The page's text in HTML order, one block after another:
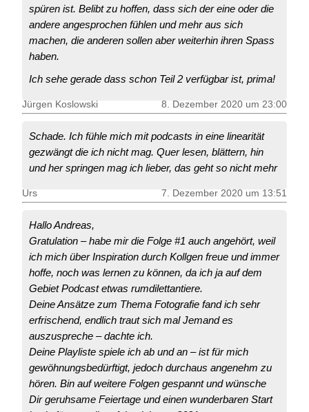
spüren ist. Belibt zu hoffen, dass sich der eine oder die
andere angesprochen fühlen und mehr aus sich
machen, die anderen sollen aber weiterhin ihren Spass
haben.
Ich sehe gerade dass schon Teil 2 verfügbar ist, prima!
Jürgen Koslowski 8. Dezember 2020 um 23:00
Schade. Ich fühle mich mit podcasts in eine linearität
gezwängt die ich nicht mag. Quer lesen, blättern, hin
und her springen mag ich lieber, das geht so nicht mehr
Urs 7. Dezember 2020 um 13:51
Hallo Andreas,
Gratulation – habe mir die Folge #1 auch angehört, weil
ich mich über Inspiration durch Kollgen freue und immer
hoffe, noch was lernen zu können, da ich ja auf dem
Gebiet Podcast etwas rumdilettantiere.
Deine Ansätze zum Thema Fotografie fand ich sehr
erfrischend, endlich traut sich mal Jemand es
auszuspreche – dachte ich.
Deine Playliste spiele ich ab und an – ist für mich
gewöhnungsbedürftigt, jedoch durchaus angenehm zu
hören. Bin auf weitere Folgen gespannt und wünsche
Dir geruhsame Feiertage und einen wunderbaren Start